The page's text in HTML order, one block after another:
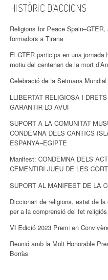
HISTÒRIC D’ACCIONS
Religions for Peace
formadors a Tirana
El GTER participa en una
motiu del centenari de la mort
Celebració de la Setmana
LLIBERTAT RELIGIOSA I
GARANTIR-LO AVUI
SUPORT A LA COMUNITAT
CONDEMNA DELS CÀNTICS
ESPANYA–EGIPTE
Manifest: CONDEMNA DELS
CEMENTIRI JUEU DE LES
SUPORT AL MANIFEST DE LA
Diccionari de religions, estat de
per a la comprensió del fet religiós
VI Edició 2023 Premi en
Reunió amb la Molt Honorable
Borràs